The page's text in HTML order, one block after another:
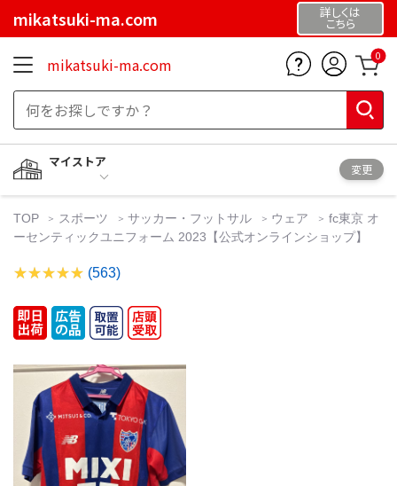
mikatsuki-ma.com 詳しくは
こちら
mikatsuki-ma.com 0
マイストア
変更
TOP スポーツ サッカー・フットサル ウェア
fc東京 オ
ーセンティックユニフォーム 2023【公式オンラインショップ】
(563)